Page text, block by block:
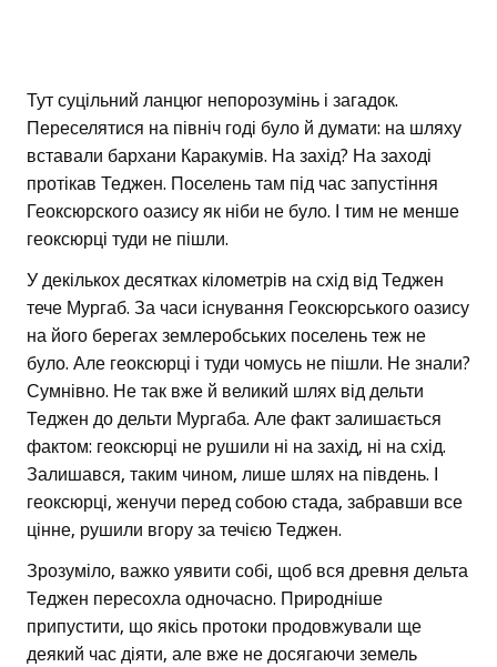
Тут суцільний ланцюг непорозумінь і загадок.
Переселятися на північ годі було й думати: на шляху
вставали бархани Каракумів. На захід? На заході
протікав Теджен. Поселень там під час запустіння
Геоксюрского оазису як ніби не було. І тим не менше
геоксюрці туди не пішли.
У декількох десятках кілометрів на схід від Теджен
тече Мургаб. За часи існування Геоксюрського оазису
на його берегах землеробських поселень теж не
було. Але геоксюрці і туди чомусь не пішли. Не знали?
Сумнівно. Не так вже й великий шлях від дельти
Теджен до дельти Мургаба. Але факт залишається
фактом: геоксюрці не рушили ні на захід, ні на схід.
Залишався, таким чином, лише шлях на південь. І
геоксюрці, женучи перед собою стада, забравши все
цінне, рушили вгору за течією Теджен.
Зрозуміло, важко уявити собі, щоб вся древня дельта
Теджен пересохла одночасно. Природніше
припустити, що якісь протоки продовжували ще
деякий час діяти, але вже не досягаючи земель